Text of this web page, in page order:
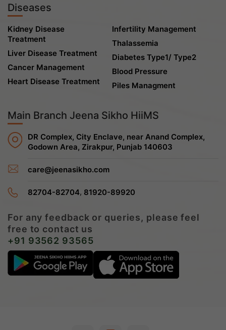
Diseases
Kidney Disease
Treatment
Liver Disease Treatment
Cancer Management
Heart Disease Treatment
Infertility Management
Thalassemia
Diabetes Type1/ Type2
Blood Pressure
Piles Managment
Main Branch Jeena Sikho HiiMS
DR Complex, City Enclave, near Anand Complex,
Godown Area, Zirakpur, Punjab 140603
care@jeenasikho.com
82704-82704, 81920-89920
For any feedback or queries, please feel
free to contact us
+91 93562 93565